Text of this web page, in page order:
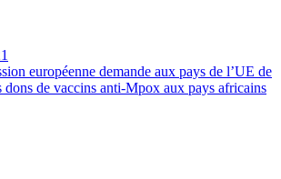
européenne demande aux pays de l’UE de
dons de vaccins anti-Mpox aux pays africains